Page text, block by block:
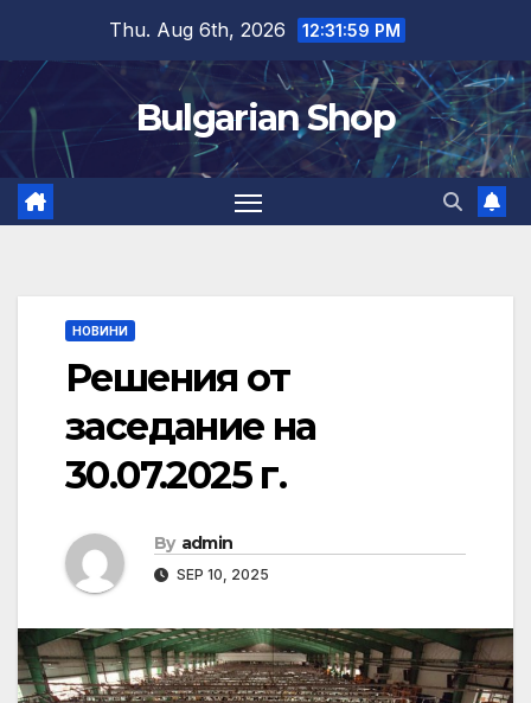
content
Thu. Aug 6th, 2026 12:31:59 PM
Bulgarian Shop
НОВИНИ
Решения от
заседание на
30.07.2025 г.
By admin
SEP 10, 2025